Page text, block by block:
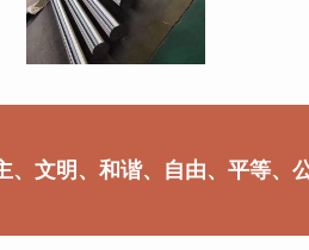
、文明、和谐、自由、平等、